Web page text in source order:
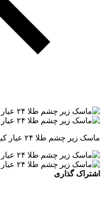
ماسک زیر چشم طلا ۲۴ عیار کیس بیوتی
اشتراک گذاری